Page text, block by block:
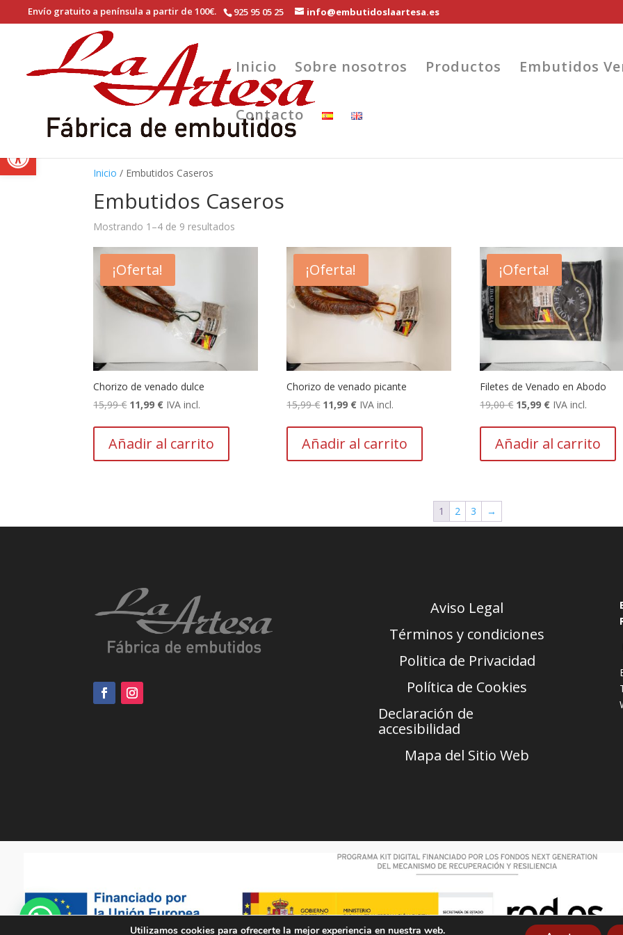
Skip to content
Abrir barra de herramientas
Envío gratuito a península a partir de 100€. 925 95 05 25 info@embutidoslaartesa.es
Inicio Sobre nosotros Productos Embutidos
Contacto
Inicio / Embutidos Caseros
Embutidos Caseros
Mostrando 1–4 de 9 resultados
¡Oferta!
Chorizo de venado dulce
15,99€ El
original
era:
11,99 €El
actual
es:
IVA incl.
Añadir al carrito
¡Oferta!
Chorizo de venado picante
15,99€ El
original
era:
11,99 €El
actual
es:
IVA incl.
Añadir al carrito
¡Oferta!
Filetes de Venado en Abodo
19,00€ El
original
era:
15,99 €El
actual
es:
IVA incl.
Añadir al carrito
1 2 3 →
Aviso Legal
Términos y condiciones
Politica de Privacidad
Política de Cookies
Declaración de
accesibilidad
Mapa del Sitio Web
Utilizamos cookies para ofrecerte la mejor experiencia en nuestra web.